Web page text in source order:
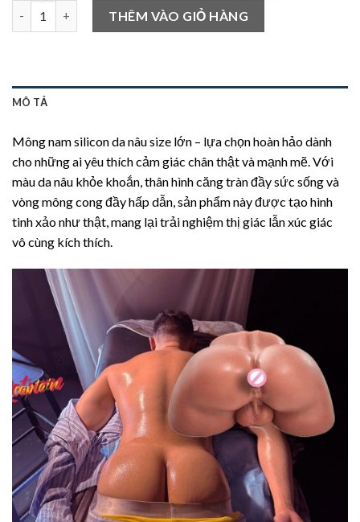
Mông nam silicon da nâu size lớn số lượng
THÊM VÀO GIỎ HÀNG
MÔ TẢ
Mông nam silicon da nâu size lớn – lựa chọn hoàn hảo dành
cho những ai yêu thích cảm giác chân thật và mạnh mẽ. Với
màu da nâu khỏe khoắn, thân hình căng tràn đầy sức sống và
vòng mông cong đầy hấp dẫn, sản phẩm này được tạo hình
tinh xảo như thật, mang lại trải nghiệm thị giác lẫn xúc giác
vô cùng kích thích.